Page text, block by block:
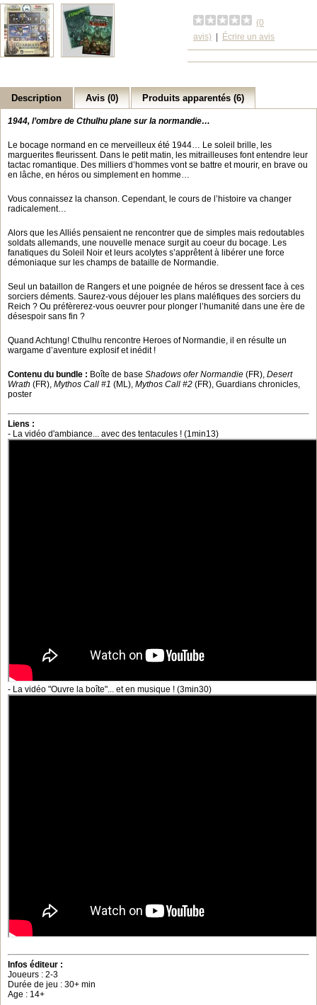
(0
avis)
Écrire un avis
Description Avis (0) Produits apparentés (6)
1944, l’ombre de Cthulhu plane sur la normandie…
Le bocage normand en ce merveilleux été 1944… Le soleil brille, les
marguerites fleurissent. Dans le petit matin, les mitrailleuses font entendre leur
tactac romantique. Des milliers d’hommes vont se battre et mourir, en brave ou
en lâche, en héros ou simplement en homme…
Vous connaissez la chanson. Cependant, le cours de l’histoire va changer
radicalement…
Alors que les Alliés pensaient ne rencontrer que de simples mais redoutables
soldats allemands, une nouvelle menace surgit au coeur du bocage. Les
fanatiques du Soleil Noir et leurs acolytes s’apprêtent à libérer une force
démoniaque sur les champs de bataille de Normandie.
Seul un bataillon de Rangers et une poignée de héros se dressent face à ces
sorciers déments. Saurez-vous déjouer les plans maléfiques des sorciers du
Reich ? Ou préfèrerez-vous oeuvrer pour plonger l’humanité dans une ère de
désespoir sans fin ?
Quand Achtung! Cthulhu rencontre Heroes of Normandie, il en résulte un
wargame d’aventure explosif et inédit !
Contenu du bundle : Boîte de base Shadows ofer Normandie (FR), Desert
Wrath (FR), Mythos Call #1 (ML), Mythos Call #2 (FR), Guardians chronicles,
poster
Liens :
- La vidéo d'ambiance... avec des tentacules ! (1min13)
- La vidéo "Ouvre la boîte"... et en musique ! (3min30)
Infos éditeur :
Joueurs : 2-3
Durée de jeu : 30+ min
Age : 14+